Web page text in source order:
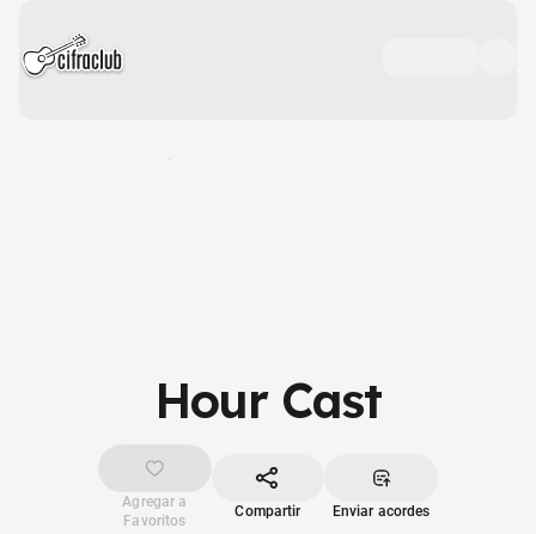
Hour Cast
Agregar a
Favoritos
Compartir Enviar acordes